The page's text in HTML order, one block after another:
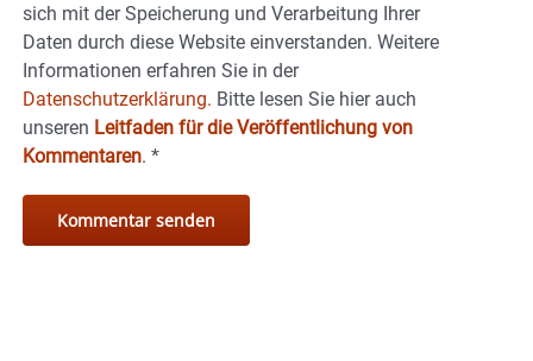
sich mit der Speicherung und Verarbeitung Ihrer
Daten durch diese Website einverstanden. Weitere
Informationen erfahren Sie in der
Datenschutzerklärung. Bitte lesen Sie hier auch
unseren Leitfaden für die Veröffentlichung von
Kommentaren. *